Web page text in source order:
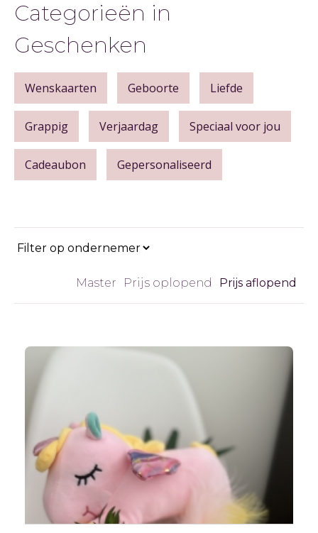
Categorieën in
Geschenken
Wenskaarten Geboorte Liefde
Grappig Verjaardag Speciaal voor jou
Cadeaubon Gepersonaliseerd
Master Prijs oplopend Prijs aflopend